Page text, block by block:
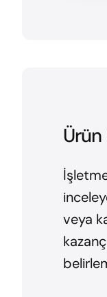
Ürün
veya
kazanç